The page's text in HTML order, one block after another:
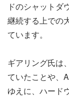
ドのシャットダ
継続する上での
ています。
ギアリング氏は
ていたことや、
ゆえに、ハード